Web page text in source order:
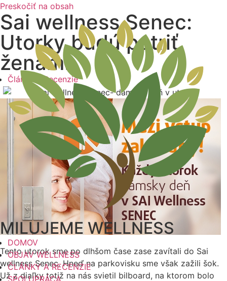
Preskočiť na obsah
MILUJEME WELLNESS
DOMOV
OBJAV WELLNESS
ČLÁNKY A RECENZIE
Sai wellness Senec:
Utorky budú patriť
ženám!
Články a Recenzie
Tento utorok sme po dlhšom čase zase zavítali do Sai
wellness Senec. Hneď na parkovisku sme však zažili šok.
Už z diaľky totiž na nás svietil bilboard, na ktorom bolo